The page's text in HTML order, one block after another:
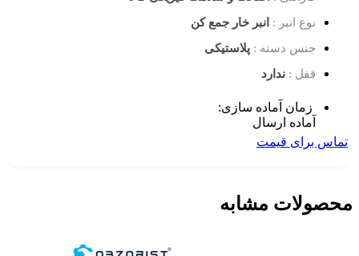
نوع انبر : انبر خار جمع کن
جنس دسته : پلاستیکی
قفل : ندارد
زمان آماده سازی:
آماده ارسال
تماس برای قیمت
محصولات مشابه